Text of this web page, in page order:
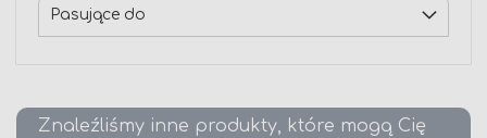
Pasujące do
Znaleźliśmy inne produkty, które mogą Cię